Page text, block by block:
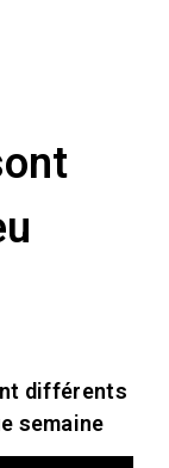
différents
semaine